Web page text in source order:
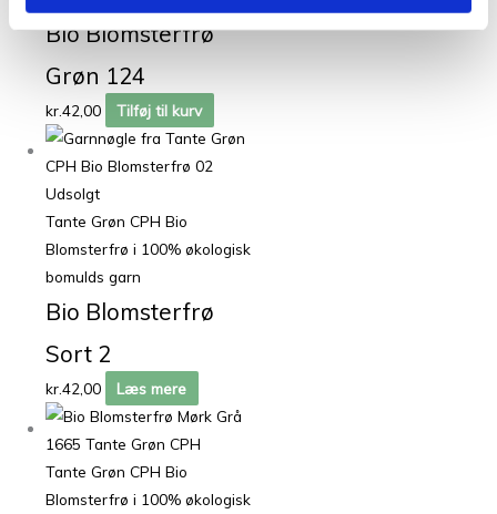
Bio Blomsterfrø
Grøn 124
kr.42,00 Tilføj til kurv
Udsolgt
Tante Grøn CPH Bio
Blomsterfrø i 100% økologisk
bomulds garn
Bio Blomsterfrø
Sort 2
kr.42,00 Læs mere
Tante Grøn CPH Bio
Blomsterfrø i 100% økologisk